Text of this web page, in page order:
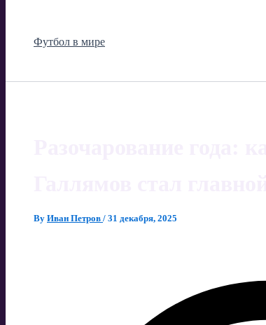
Футбол в мире
By Иван Петров / 31 декабря, 2025